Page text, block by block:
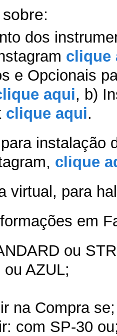
dos
clique
e Opcionais
aqui, b)
clique aqui.
clique
virtual, para
em
ou
AZUL;
na Compra se;
com SP-30